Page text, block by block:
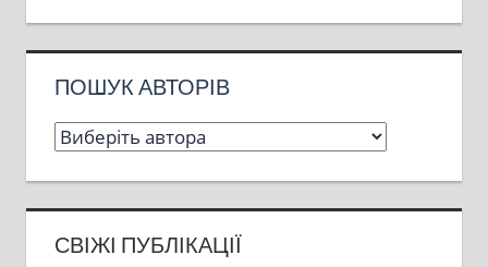
ПОШУК АВТОРІВ
СВІЖІ ПУБЛІКАЦІЇ